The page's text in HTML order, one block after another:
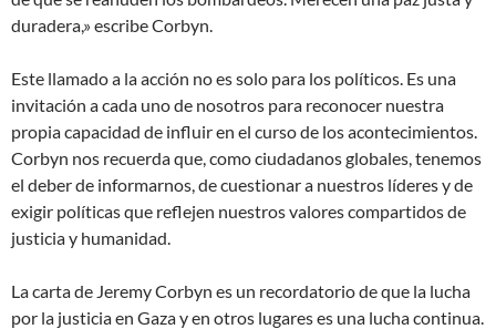
duradera,» escribe Corbyn.
Este llamado a la acción no es solo para los políticos. Es una
invitación a cada uno de nosotros para reconocer nuestra
propia capacidad de influir en el curso de los acontecimientos.
Corbyn nos recuerda que, como ciudadanos globales, tenemos
el deber de informarnos, de cuestionar a nuestros líderes y de
exigir políticas que reflejen nuestros valores compartidos de
justicia y humanidad.
La carta de Jeremy Corbyn es un recordatorio de que la lucha
por la justicia en Gaza y en otros lugares es una lucha continua.